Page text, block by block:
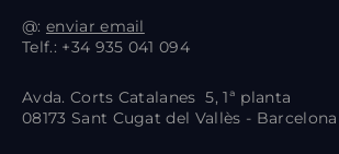
@: enviar email
Telf.: +34 935 041 094
Avda. Corts Catalanes 5, 1ª planta
08173 Sant Cugat del Vallès - Barcelona